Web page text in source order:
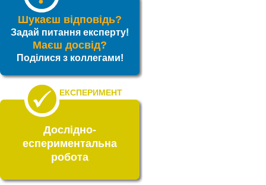
Шукаєш відповідь?
Задай питання експерту!
Маєш досвід?
Поділися з коллегами!
ЕКСПЕРИМЕНТ
Дослідно-
еспериментальна
робота